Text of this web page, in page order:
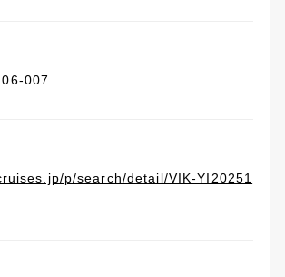
007
p/search/detail/VIK-YI20251